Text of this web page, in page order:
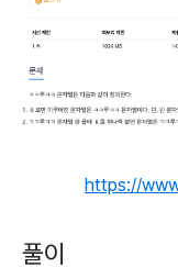
https://
풀이